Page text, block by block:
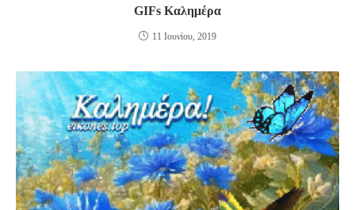
GIFs Καλημέρα
11 Ιουνίου, 2019